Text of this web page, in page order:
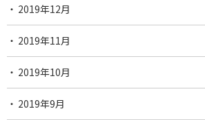
2019年12月
2019年11月
2019年10月
2019年9月